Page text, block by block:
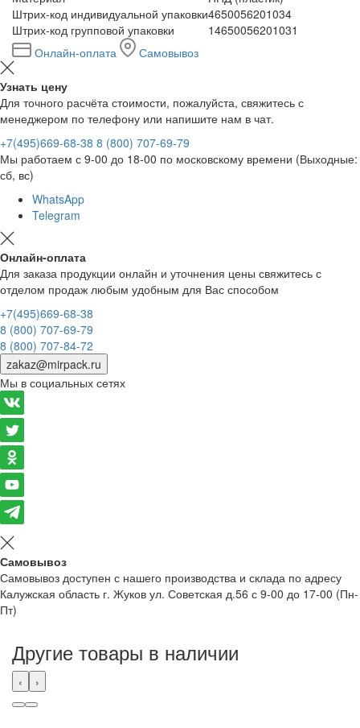
Штрих-код индивидуальной упаковки4650056201034
Штрих-код групповой упаковки
14650056201031
Онлайн-оплата
Самовывоз
Узнать цену
Для точного расчёта стоимости, пожалуйста, свяжитесь с
менеджером по телефону или напишите нам в чат.
+7(495)669-68-38 8 (800) 707-69-79
Мы работаем с 9-00 до 18-00 по московскому времени (Выходные:
сб, вс)
WhatsApp
Telegram
Онлайн-оплата
Для заказа продукции онлайн и уточнения цены свяжитесь с
отделом продаж любым удобным для Вас способом
+7(495)669-68-38
8 (800) 707-69-79
8 (800) 707-84-72
zakaz@mirpack.ru
Мы в социальных сетях
Самовывоз
Самовывоз доступен с нашего производства и склада по адресу
Калужская область г. Жуков ул. Советская д.56 с 9-00 до 17-00 (Пн-
Пт)
Другие товары в наличии
‹ ›